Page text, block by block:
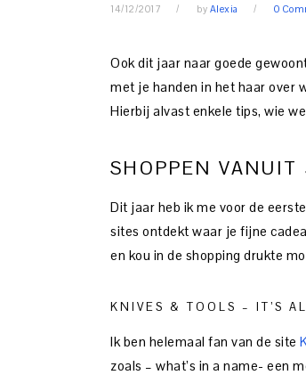
14/12/2017 by Alexia 0
Ook dit jaar naar goede
met je handen in het haar over
Hierbij alvast enkele tips, wie
SHOPPEN
Dit jaar heb ik me voor de
sites ontdekt waar je fijne
en kou in de shopping drukte
KNIVES & TOOLS – IT’S
Ik ben helemaal fan van de site
zoals – what’s in a name- een